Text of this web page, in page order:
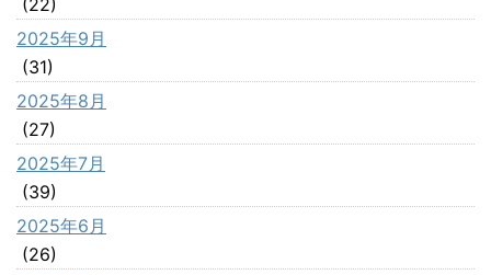
2025年9月
(31)
2025年8月
(27)
2025年7月
(39)
2025年6月
(26)